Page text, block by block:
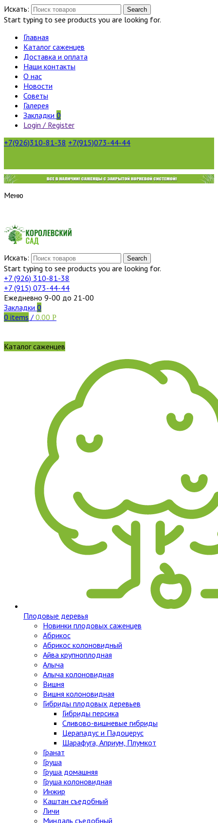
Искать: Search
Start typing to see products you are looking for.
Главная
Каталог саженцев
Доставка и оплата
Наши контакты
О нас
Новости
Советы
Галерея
Закладки 0
Login / Register
+7(926)310-81-38 +7(915)073-44-44
Меню
Искать: Search
Start typing to see products you are looking for.
+7 (926) 310-81-38
+7 (915) 073-44-44
Ежедневно 9-00 до 21-00
Закладки 0
0 items / 0.00 Р
Каталог саженцев
Плодовые деревья
Новинки плодовых саженцев
Абрикос
Абрикос колоновидный
Айва крупноплодная
Алыча
Алыча колоновидная
Вишня
Вишня колоновидная
Гибриды плодовых деревьев
Гибриды персика
Сливово-вишневые гибриды
Церападус и Падоцерус
Шарафуга, Априум, Плумкот
Гранат
Груша
Груша домашняя
Груша колоновидная
Инжир
Каштан съедобный
Личи
Миндаль съедобный